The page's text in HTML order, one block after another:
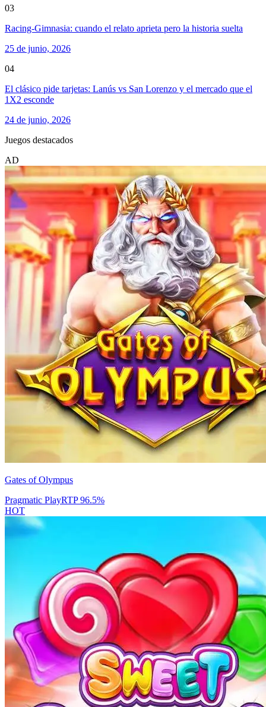
03
Racing-Gimnasia: cuando el relato aprieta pero la historia suelta
25 de junio, 2026
04
El clásico pide tarjetas: Lanús vs San Lorenzo y el mercado que el
1X2 esconde
24 de junio, 2026
Juegos destacados
AD
Gates of Olympus
Pragmatic PlayRTP96.5%
HOT